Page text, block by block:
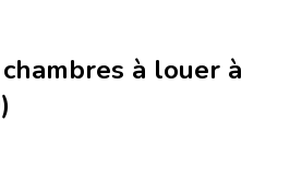
à louer à